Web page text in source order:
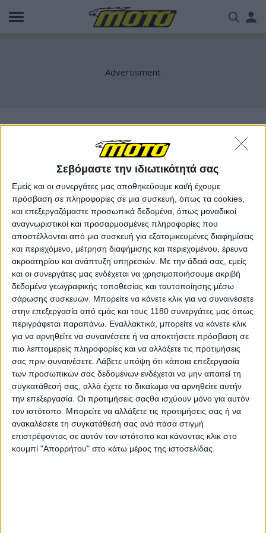
Σεβόμαστε την ιδιωτικότητά σας
Εμείς και οι συνεργάτες μας αποθηκεύουμε και/ή έχουμε
πρόσβαση σε πληροφορίες σε μια συσκευή, όπως τα cookies,
και επεξεργαζόμαστε προσωπικά δεδομένα, όπως μοναδικοί
αναγνωριστικοί και προσαρμοσμένες πληροφορίες που
αποστέλλονται από μια συσκευή για εξατομικευμένες διαφημίσεις
και περιεχόμενο, μέτρηση διαφήμισης και περιεχομένου, έρευνα
ακροατηρίου και ανάπτυξη υπηρεσιών. Με την άδειά σας, εμείς
και οι συνεργάτες μας ενδέχεται να χρησιμοποιήσουμε ακριβή
δεδομένα γεωγραφικής τοποθεσίας και ταυτοποίησης μέσω
σάρωσης συσκευών. Μπορείτε να κάνετε κλικ για να συναινέσετε
στην επεξεργασία από εμάς και τους 1180 συνεργάτες μας όπως
περιγράφεται παραπάνω. Εναλλακτικά, μπορείτε να κάνετε κλικ
για να αρνηθείτε να συναινέσετε ή να αποκτήσετε πρόσβαση σε
πιο λεπτομερείς πληροφορίες και να αλλάξετε τις προτιμήσεις
σας πριν συναινέσετε. Λάβετε υπόψη ότι κάποια επεξεργασία
των προσωπικών σας δεδομένων ενδέχεται να μην απαιτεί τη
συγκατάθεσή σας, αλλά έχετε το δικαίωμα να αρνηθείτε αυτήν
την επεξεργασία. Οι προτιμήσεις σαςθα ισχύουν μόνο για αυτόν
τον ιστότοπο. Μπορείτε να αλλάξετε τις προτιμήσεις σας ή να
ανακαλέσετε τη συγκατάθεσή σας ανά πάσα στιγμή
επιστρέφοντας σε αυτόν τον ιστότοπο και κάνοντας κλικ στο
κουμπί "Απορρήτου" στο κάτω μέρος της ιστοσελίδας.
Παράκαμψη
προς
z400rs
Νέα Μοντέλα 23/12/2024
Kawasaki Z400RS - Το νέο τετρακύλινδρο Zephyr
είναι προ των πυλών
Το ιαπωνικό περιοδικό Young Machine, γνωστό για τις
εξαιρετικές σχέσεις που έχει με τους τέσσερις μεγάλους
Ιάπωνες κατασκευαστές που του παρέχουν πληροφορίες για
επερχόμενα μοντέλα, έχει στοιχεία για ...
Νέα Μοντέλα
Kawasaki Z400RS - Πιθανώς στην παραγωγή το 2025
Πληροφορίες του ιαπωνικού τύπου κάνουν λόγο για την
έλευση περισσότερων μοντέλων στην πλατφόρμα του ...